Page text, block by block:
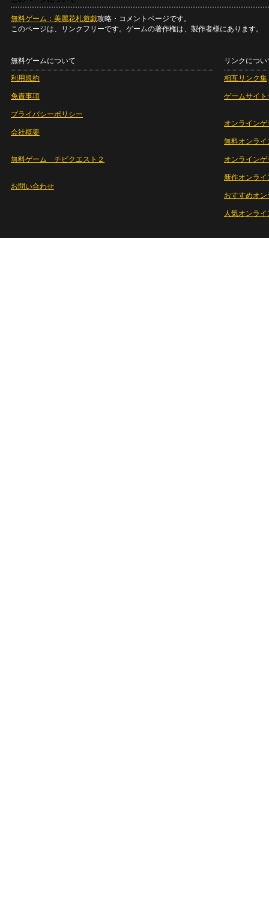
無料ゲーム：美麗花札遊戯攻略・コメントページです。
このページは、リンクフリーです。ゲームの著作権は、製作者様にあります。
無料ゲームについて
利用規約
免責事項
プライバシーポリシー
会社概要
無料ゲーム チビクエスト２
お問い合わせ
リンクについ
相互リンク集
ゲームサイト
オンラインゲ
無料オンライ
オンライン
新作オンライ
おすすめオ
人気オンラ